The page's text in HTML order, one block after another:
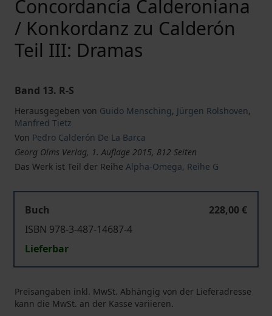
Concordancía Calderoniana
/ Konkordanz zu Calderón
Teil III: Dramas
Band 13. R-S
Herausgegeben von Guido Mensching, Jürgen Rolshoven,
Manfred Tietz
Von Pedro Calderón De La Barca
Georg Olms Verlag, 1. Auflage 2015, 812 Seiten
Das Werk ist Teil der Reihe Alpha-Omega, Reihe G
Buch
228,00 €
ISBN 978-3-487-14687-4
Lieferbar
Preisangaben inkl. MwSt. Abhängig von der Lieferadresse
kann die MwSt. an der Kasse variieren.